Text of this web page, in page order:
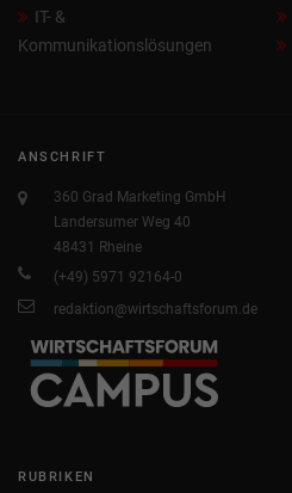
IT- &
Kommunikationslösungen
ANSCHRIFT
360 Grad Marketing GmbH
Landersumer Weg 40
48431 Rheine
(+49) 5971 92164-0
redaktion@wirtschaftsforum.de
RUBRIKEN